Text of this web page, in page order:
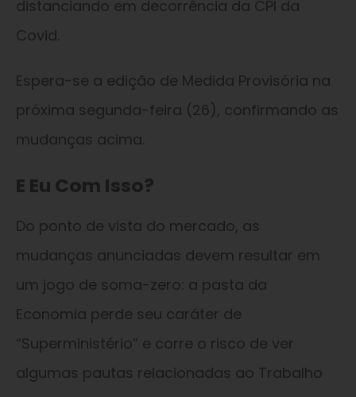
distanciando em decorrência da CPI da
Covid.
Espera-se a edição de Medida Provisória na
próxima segunda-feira (26), confirmando as
mudanças acima.
E Eu Com Isso?
Do ponto de vista do mercado, as
mudanças anunciadas devem resultar em
um jogo de soma-zero: a pasta da
Economia perde seu caráter de
“Superministério” e corre o risco de ver
algumas pautas relacionadas ao Trabalho